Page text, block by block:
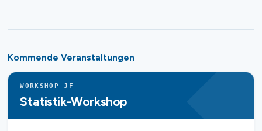
Kommende Veranstaltungen
WORKSHOP JF
Statistik-Workshop